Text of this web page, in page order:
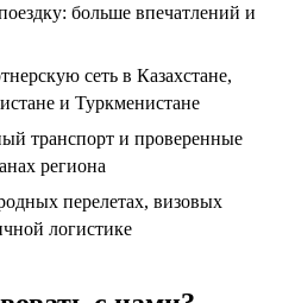
больше впечатлений и
сеть в Казахстане,
и Туркменистане
транспорт и проверенные
региона
перелетах, визовых
логистике